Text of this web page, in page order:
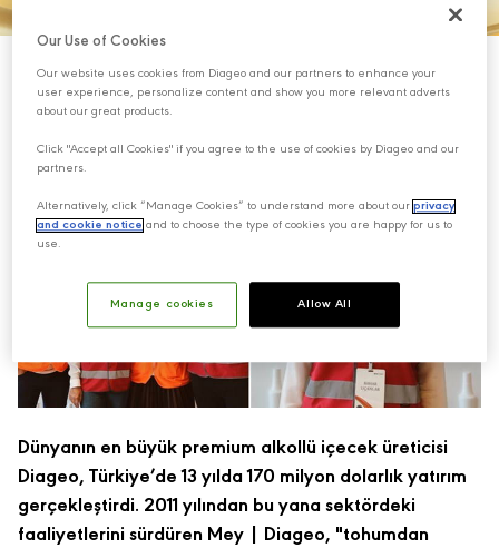
Dünyanın en büyük premium alkollü içecek üreticisi
Diageo, Türkiye’de 13 yılda 170 milyon dolarlık yatırım
gerçekleştirdi. 2011 yılından bu yana sektördeki
faaliyetlerini sürdüren Mey | Diageo, "tohumdan
Our Use of Cookies
Our website uses cookies from Diageo and our partners to enhance your
user experience, personalize content and show you more relevant adverts
about our great products.
Click "Accept all Cookies" if you agree to the use of cookies by Diageo and our
partners.
Alternatively, click “Manage Cookies” to understand more about ourprivacy
and cookie notice and to choose the type of cookies you are happy for us to
use.
Manage cookies Allow All